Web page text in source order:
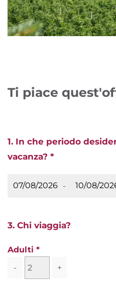
Ti piace
1. In che periodo
vacanza? *
-
3. Chi viaggia?
Adulti
-
+